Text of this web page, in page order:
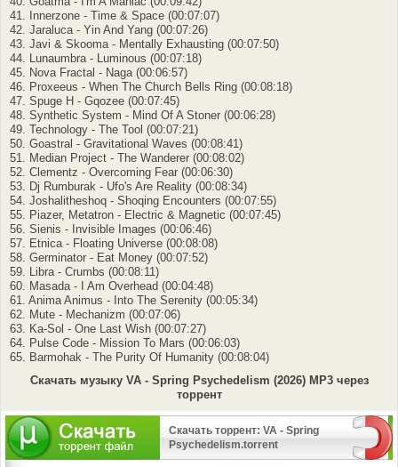
41. Innerzone - Time & Space (00:07:07)
42. Jaraluca - Yin And Yang (00:07:26)
43. Javi & Skooma - Mentally Exhausting (00:07:50)
44. Lunaumbra - Luminous (00:07:18)
45. Nova Fractal - Naga (00:06:57)
46. Proxeeus - When The Church Bells Ring (00:08:18)
47. Spuge H - Gqozee (00:07:45)
48. Synthetic System - Mind Of A Stoner (00:06:28)
49. Technology - The Tool (00:07:21)
50. Goastral - Gravitational Waves (00:08:41)
51. Median Project - The Wanderer (00:08:02)
52. Clementz - Overcoming Fear (00:06:30)
53. Dj Rumburak - Ufo's Are Reality (00:08:34)
54. Joshalitheshoq - Shoqing Encounters (00:07:55)
55. Piazer, Metatron - Electric & Magnetic (00:07:45)
56. Sienis - Invisible Images (00:06:46)
57. Etnica - Floating Universe (00:08:08)
58. Germinator - Eat Money (00:07:52)
59. Libra - Crumbs (00:08:11)
60. Masada - I Am Overhead (00:04:48)
61. Anima Animus - Into The Serenity (00:05:34)
62. Mute - Mechanizm (00:07:06)
63. Ka-Sol - One Last Wish (00:07:27)
64. Pulse Code - Mission To Mars (00:06:03)
65. Barmohak - The Purity Of Humanity (00:08:04)
Скачать музыку VA - Spring Psychedelism (2026) MP3 через
торрент
Скачать торрент: VA - Spring
Psychedelism.torrent